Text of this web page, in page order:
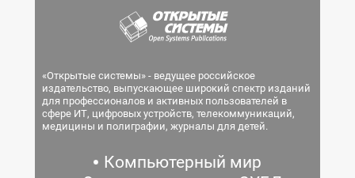
«Открытые системы» - ведущее российское
издательство, выпускающее широкий спектр изданий
для профессионалов и активных пользователей в
сфере ИТ, цифровых устройств, телекоммуникаций,
медицины и полиграфии, журналы для детей.
Компьютерный мир